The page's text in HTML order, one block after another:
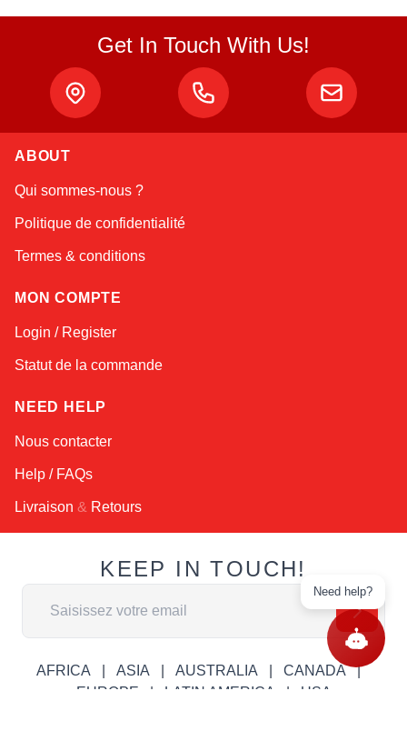
Get In Touch With Us!
ABOUT
Qui sommes-nous ?
Politique de confidentialité
Termes & conditions
MON COMPTE
Login / Register
Statut de la commande
NEED HELP
Nous contacter
Help / FAQs
Livraison & Retours
KEEP IN TOUCH!
Adresse email
AFRICA ASIA AUSTRALIA
CANADA
EUROPE
LATIN AMERICA USA
Need help?
Atlas
Online — robotics specialist